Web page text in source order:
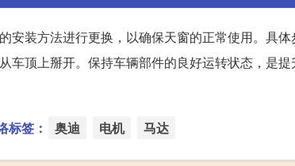
安装方法进行更换，以确保天窗的正常使用。具
车顶上掰开。保持车辆部件的良好运转状态，是
标签： 奥迪 电机 马达